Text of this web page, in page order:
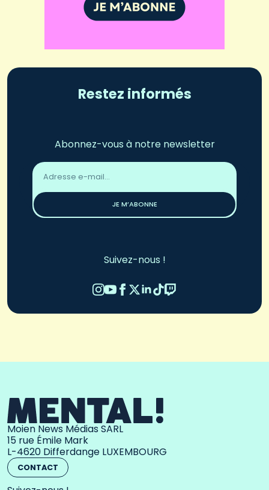
Restez informés
Abonnez-vous à notre newsletter
Adresse
email
JE M’ABONNE
Suivez-nous !
Moien News Médias SARL
15 rue Émile Mark
L-4620 Differdange LUXEMBOURG
CONTACT